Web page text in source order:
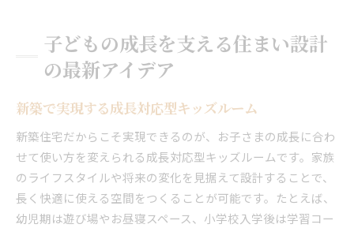
子どもの成長を支える住まい設計
の最新アイデア
新築で実現する成長対応型キッズルーム
新築住宅だからこそ実現できるのが、お子さまの成長に合わ
せて使い方を変えられる成長対応型キッズルームです。家族
のライフスタイルや将来の変化を見据えて設計することで、
長く快適に使える空間をつくることが可能です。たとえば、
幼児期は遊び場やお昼寝スペース、小学校入学後は学習コー